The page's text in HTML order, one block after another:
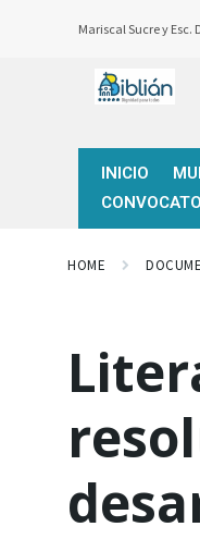
Mariscal Sucre y Esc.
INICIO
HOME